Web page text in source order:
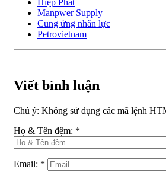
Manpwer Supply
Cung ứng nhân lực
Petrovietnam
Viết bình luận
Chú ý: Không sử dụng các mã lệnh
Họ & Tên đệm: *
Email: *